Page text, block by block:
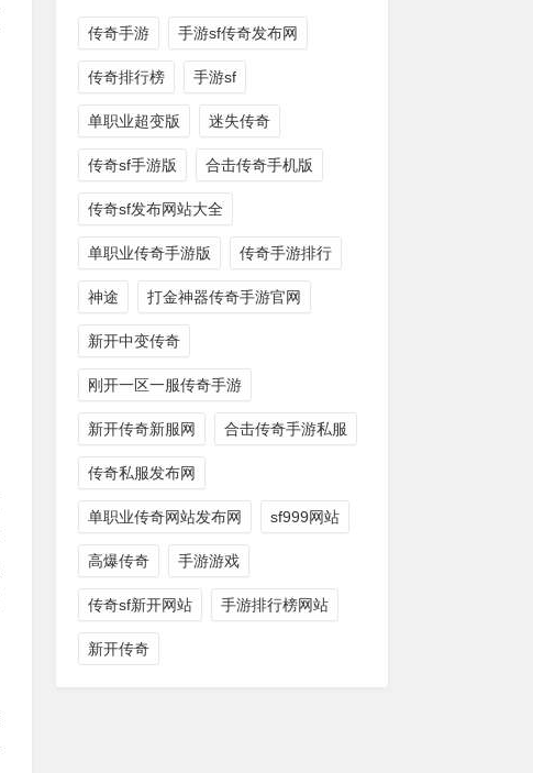
传奇手游 手游sf传奇发布网
传奇排行榜 手游sf
单职业超变版 迷失传奇
传奇sf手游版 合击传奇手机版
传奇sf发布网站大全
单职业传奇手游版 传奇手游排行
神途 打金神器传奇手游官网
新开中变传奇
刚开一区一服传奇手游
新开传奇新服网 合击传奇手游私服
传奇私服发布网
单职业传奇网站发布网 sf999网站
高爆传奇 手游游戏
传奇sf新开网站 手游排行榜网站
新开传奇